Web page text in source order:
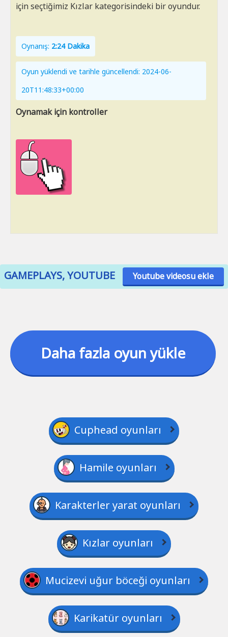
için seçtiğimiz Kızlar kategorisindeki bir oyundur.
Oynanış: 2:24 Dakika
Oyun yüklendi ve tarihle güncellendi: 2024-06-
20T11:48:33+00:00
Oynamak için kontroller
GAMEPLAYS, YOUTUBE Youtube videosu ekle
Daha fazla oyun yükle
Cuphead oyunları
Hamile oyunları
Karakterler yarat oyunları
Kızlar oyunları
Mucizevi uğur böceği oyunları
Karikatür oyunları